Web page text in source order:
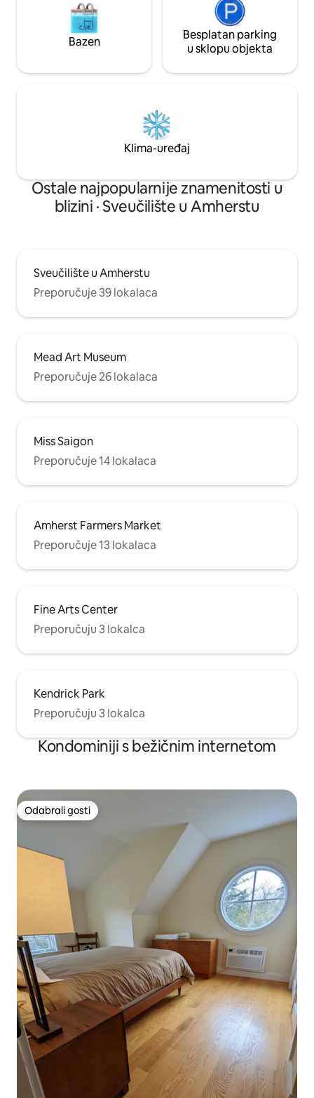
Kuhinja ima mali hladnjak, mikrovalnu
pećnicu, kuhalo za vodu, pribor za jelo,
tanjure i šalice. Kupaonica je mala, ali
dobro namještena s popločanom
stanu ima dovoljno prostora u ormaru.
možete emitirati s tableta, telefona ili
računala (primjerice, prikazivanje na
zaslonu Netflixa ili HBOga) Parkiranje na
kolnom prilazu. Kućni ljubimci nisu
primiti samo 1 ili 2 osobe. Futon je
dostupan za zaseban raspored spavanja.
Bazen
Besplatan parking
u sklopu objekta
Klima-uređaj
Ostale najpopularnije znamenitosti u
blizini · Sveučilište u Amherstu
Sveučilište u Amherstu
Preporučuje 39 lokalaca
Mead Art Museum
Preporučuje 26 lokalaca
Miss Saigon
Preporučuje 14 lokalaca
Amherst Farmers Market
Preporučuje 13 lokalaca
Fine Arts Center
Preporučuju 3 lokalca
Kendrick Park
Preporučuju 3 lokalca
Kondominiji s bežičnim internetom
Odabrali gosti
Odabrali gosti